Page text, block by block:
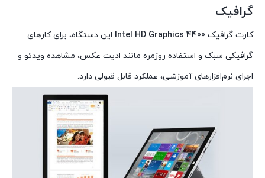
گرافیک
کارت گرافیک Intel HD Graphics 4400 این دستگاه، برای کارهای
گرافیکی سبک و استفاده روزمره مانند ادیت عکس، مشاهده ویدئو و
اجرای نرم‌افزارهای آموزشی، عملکرد قابل قبولی دارد.